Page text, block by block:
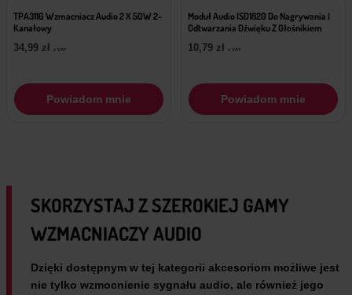
TPA3116 Wzmacniacz Audio 2 X 50W 2-
Kanałowy
34,99 zł z VAT
Powiadom mnie
Moduł Audio ISD1820 Do Nagrywania I
Odtwarzania Dźwięku Z Głośnikiem
10,79 zł z VAT
Powiadom mnie
SKORZYSTAJ Z SZEROKIEJ GAMY
WZMACNIACZY AUDIO
Dzięki dostępnym w tej kategorii akcesoriom możliwe jest
nie tylko wzmocnienie sygnału audio, ale również jego